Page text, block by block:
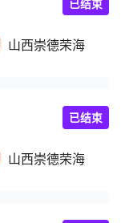
山西崇德荣海
已结束
山西崇德荣海
已结束